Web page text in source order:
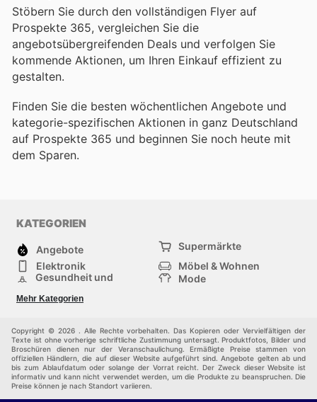
Stöbern Sie durch den vollständigen Flyer auf
Prospekte 365, vergleichen Sie die
angebotsübergreifenden Deals und verfolgen Sie
kommende Aktionen, um Ihren Einkauf effizient zu
gestalten.
Finden Sie die besten wöchentlichen Angebote und
kategorie-spezifischen Aktionen in ganz Deutschland
auf Prospekte 365 und beginnen Sie noch heute mit
dem Sparen.
KATEGORIEN
Angebote
Supermärkte
Elektronik
Möbel & Wohnen
Gesundheit und
Mode
Sportartikel und
Sportbekleidung
Einkaufzentren
Andere
Mehr Kategorien
Copyright © 2026 . Alle Rechte vorbehalten. Das Kopieren oder Vervielfältigen der
Texte ist ohne vorherige schriftliche Zustimmung untersagt. Produktfotos, Bilder und
Broschüren dienen nur der Veranschaulichung. Ermäßigte Preise stammen von
offiziellen Händlern, die auf dieser Website aufgeführt sind. Angebote gelten ab und
bis zum Ablaufdatum oder solange der Vorrat reicht. Der Zweck dieser Website ist
informativ und kann nicht verwendet werden, um die Produkte zu beanspruchen. Die
Preise können je nach Standort variieren.